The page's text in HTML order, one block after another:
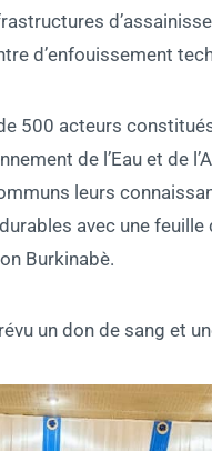
d’enfouissement
500 acteurs
de l’Eau et de
leurs
avec une
Burkinabè.
un don de sang et